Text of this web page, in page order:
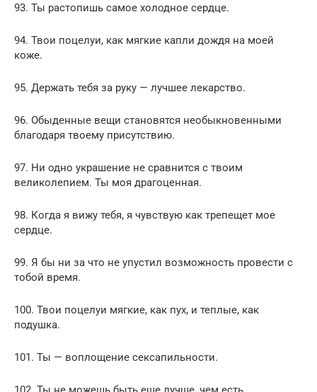
93. Ты растопишь самое холодное сердце.
94. Твои поцелуи, как мягкие капли дождя на моей
коже.
95. Держать тебя за руку — лучшее лекарство.
96. Обыденные вещи становятся необыкновенными
благодаря твоему присутствию.
97. Ни одно украшение не сравнится с твоим
великолепием. Ты моя драгоценная.
98. Когда я вижу тебя, я чувствую как трепещет мое
сердце.
99. Я бы ни за что не упустил возможность провести с
тобой время.
100. Твои поцелуи мягкие, как пух, и теплые, как
подушка.
101. Ты — воплощение сексапильности.